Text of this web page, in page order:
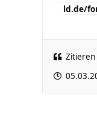
ld.de/
Zitieren